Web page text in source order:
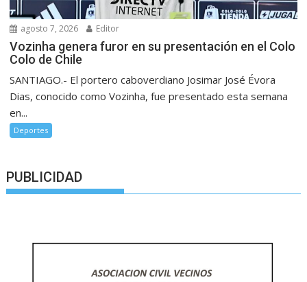
agosto 7, 2026 Editor
Vozinha genera furor en su presentación en el Colo
Colo de Chile
SANTIAGO.- El portero caboverdiano Josimar José Évora
Dias, conocido como Vozinha, fue presentado esta semana
en...
Deportes
PUBLICIDAD